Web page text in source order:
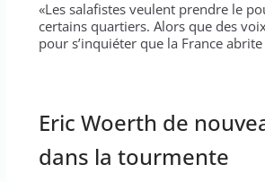
«Les salafistes veulent prendre le
certains quartiers. Alors que des
pour s’inquiéter que la France abrite
Eric Woerth de
dans la tourmente